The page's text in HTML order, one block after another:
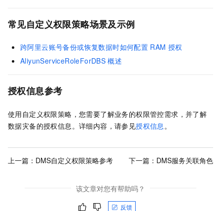
常见自定义权限策略场景及示例
跨阿里云账号备份或恢复数据时如何配置 RAM 授权
AliyunServiceRoleForDBS 概述
授权信息参考
使用自定义权限策略，您需要了解业务的权限管控需求，并了解
数据灾备的授权信息。详细内容，请参见授权信息 。
上一篇： DMS自定义权限策略参考 下一篇： DMS服务关联角色
该文章对您有帮助吗？
反馈